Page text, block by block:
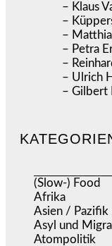
– Klaus
–
–
– Petra
–
– Ulrich
– Gilbert
(Slow-) Food
Afrika
Asien / Pazifik
Asyl und
Atompolitik